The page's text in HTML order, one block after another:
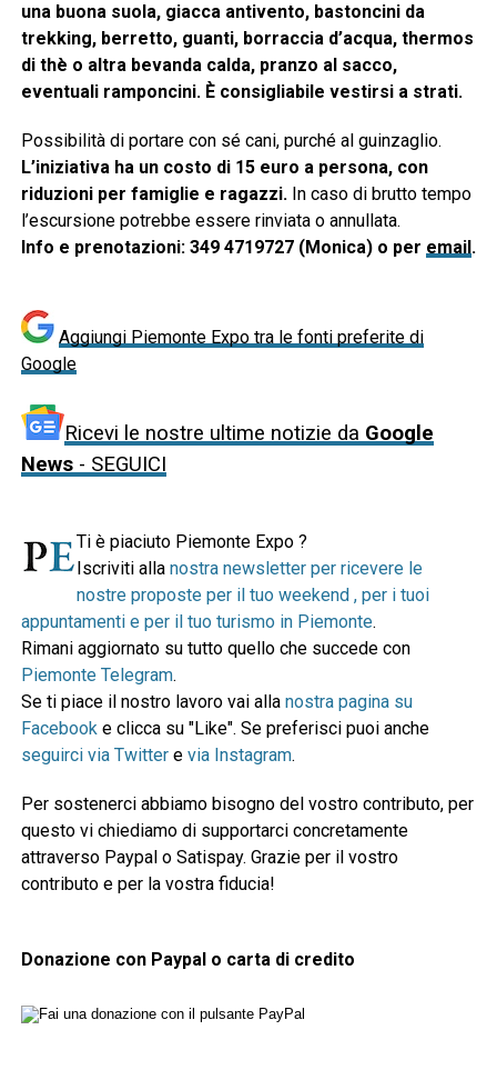
una buona suola, giacca antivento, bastoncini da
trekking, berretto, guanti, borraccia d’acqua, thermos
di thè o altra bevanda calda, pranzo al sacco,
eventuali ramponcini. È consigliabile vestirsi a strati.
Possibilità di portare con sé cani, purché al guinzaglio.
L’iniziativa ha un costo di 15 euro a persona, con
riduzioni per famiglie e ragazzi. In caso di brutto tempo
l’escursione potrebbe essere rinviata o annullata.
Info e prenotazioni:349 4719727 (Monica) o per email .
Aggiungi Piemonte Expo tra le fonti preferite di
Google
Ricevi le nostre ultime notizie da Google
News- SEGUICI
Ti è piaciuto Piemonte Expo ?
Iscriviti alla nostra newsletter per ricevere le
nostre proposte per il tuo weekend , per i tuoi
appuntamenti e per il tuo turismo in Piemonte.
Rimani aggiornato su tutto quello che succede con
Piemonte Telegram.
Se ti piace il nostro lavoro vai alla nostra pagina su
Facebooke clicca su "Like". Se preferisci puoi anche
seguirci via Twittere via Instagram.
Per sostenerci abbiamo bisogno del vostro contributo, per
questo vi chiediamo di supportarci concretamente
attraverso Paypal o Satispay. Grazie per il vostro
contributo e per la vostra fiducia!
Donazione con Paypal o carta di credito